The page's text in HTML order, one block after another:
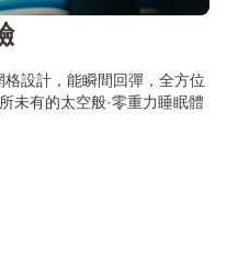
設計，能瞬間回彈，全方位
未有的太空般·零重力睡眠體